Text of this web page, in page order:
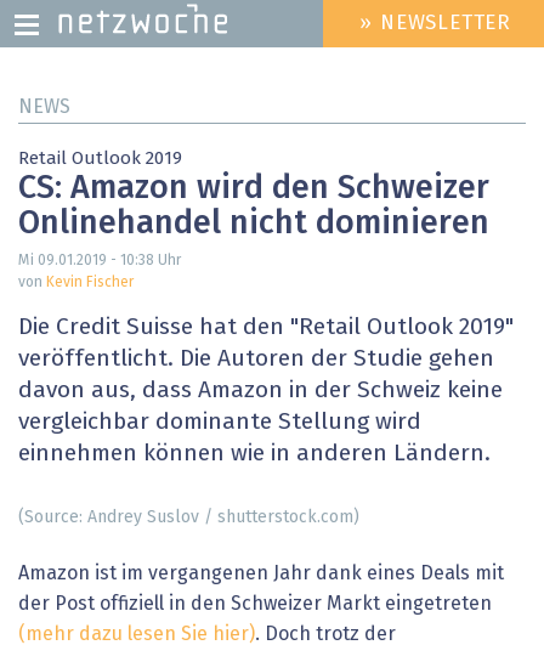
zum
HEADER
MENU
» NEWSLETTER
NEWS
Retail Outlook 2019
CS: Amazon wird den Schweizer
Onlinehandel nicht dominieren
Mi 09.01.2019 - 10:38 Uhr
von Kevin Fischer
Die Credit Suisse hat den "Retail Outlook 2019"
veröffentlicht. Die Autoren der Studie gehen
davon aus, dass Amazon in der Schweiz keine
vergleichbar dominante Stellung wird
einnehmen können wie in anderen Ländern.
(Source: Andrey Suslov / shutterstock.com)
Amazon ist im vergangenen Jahr dank eines Deals mit
der Post offiziell in den Schweizer Markt eingetreten
(mehr dazu lesen Sie hier). Doch trotz der